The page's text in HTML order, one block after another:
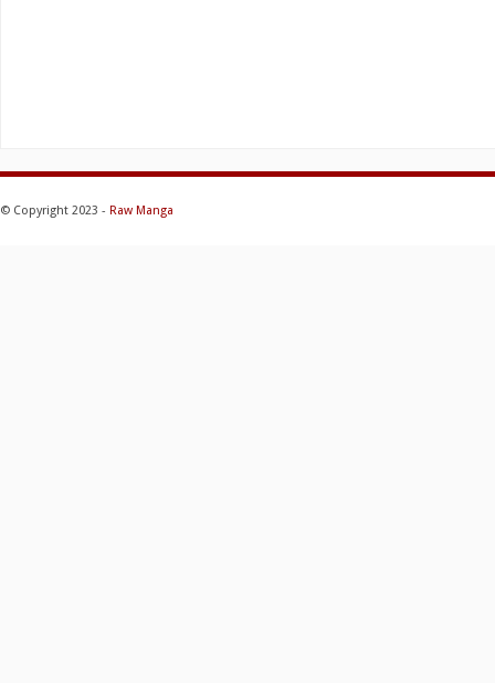
© Copyright 2023 - Raw Manga